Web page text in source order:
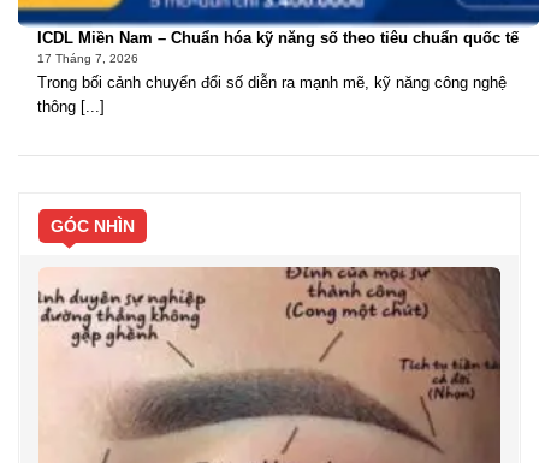
ICDL Miền Nam – Chuẩn hóa kỹ năng số theo tiêu chuẩn quốc tế
17 Tháng 7, 2026
Trong bối cảnh chuyển đổi số diễn ra mạnh mẽ, kỹ năng công nghệ
thông [...]
GÓC NHÌN